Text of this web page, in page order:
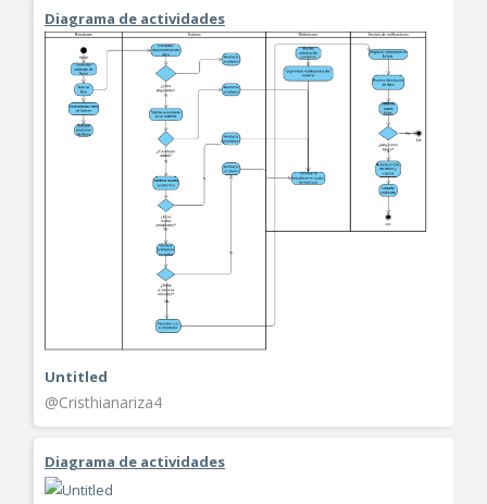
Diagrama de actividades
Untitled
@Cristhianariza4
Diagrama de actividades